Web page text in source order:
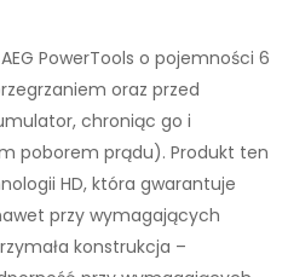
PowerTools o pojemności 6
oraz przed
chroniąc go i
poborem prądu). Produkt ten
HD, która gwarantuje
przy wymagających
konstrukcja –